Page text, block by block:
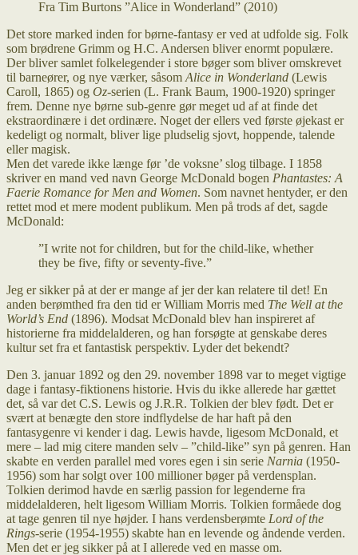
Fra Tim Burtons ”Alice in Wonderland” (2010)
Det store marked inden for børne-fantasy er ved at udfolde sig. Folk
som brødrene Grimm og H.C. Andersen bliver enormt populære.
Der bliver samlet folkelegender i store bøger som bliver omskrevet
til barneører, og nye værker, såsom Alice in Wonderland (Lewis
Caroll, 1865) og Oz-serien (L. Frank Baum, 1900-1920) springer
frem. Denne nye børne sub-genre gør meget ud af at finde det
ekstraordinære i det ordinære. Noget der ellers ved første øjekast er
kedeligt og normalt, bliver lige pludselig sjovt, hoppende, talende
eller magisk.
Men det varede ikke længe før ’de voksne’ slog tilbage. I 1858
skriver en mand ved navn George McDonald bogen Phantastes: A
Faerie Romance for Men and Women. Som navnet hentyder, er den
rettet mod et mere modent publikum. Men på trods af det, sagde
McDonald:
”I write not for children, but for the child-like, whether
they be five, fifty or seventy-five.”
Jeg er sikker på at der er mange af jer der kan relatere til det! En
anden berømthed fra den tid er William Morris med The Well at the
World’s End (1896). Modsat McDonald blev han inspireret af
historierne fra middelalderen, og han forsøgte at genskabe deres
kultur set fra et fantastisk perspektiv. Lyder det bekendt?
Den 3. januar 1892 og den 29. november 1898 var to meget vigtige
dage i fantasy-fiktionens historie. Hvis du ikke allerede har gættet
det, så var det C.S. Lewis og J.R.R. Tolkien der blev født. Det er
svært at benægte den store indflydelse de har haft på den
fantasygenre vi kender i dag. Lewis havde, ligesom McDonald, et
mere – lad mig citere manden selv – ”child-like” syn på genren. Han
skabte en verden parallel med vores egen i sin serie Narnia (1950-
1956) som har solgt over 100 millioner bøger på verdensplan.
Tolkien derimod havde en særlig passion for legenderne fra
middelalderen, helt ligesom William Morris. Tolkien formåede dog
at tage genren til nye højder. I hans verdensberømte Lord of the
Rings-serie (1954-1955) skabte han en levende og åndende verden.
Men det er jeg sikker på at I allerede ved en masse om.